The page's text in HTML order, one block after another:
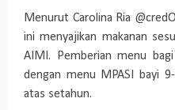
Menurut Carolina Ria
ini menyajikan makanan
AIMI. Pemberian menu
dengan menu MPASI bayi
atas setahun.